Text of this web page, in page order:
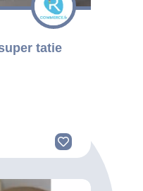
tatie